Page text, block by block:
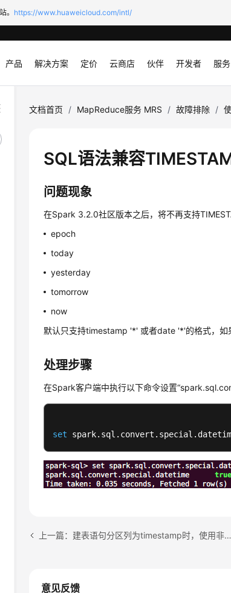
。 https://www.huaweicloud.com/intl/
产品 解决方案 定价 云商店 伙伴 开发者 服务
文档首页 / MapReduce服务 MRS / 故障排除 /
SQL语法兼容
问题现象
在Spark 3.2.0社区版本之后，将不再支持
epoch
today
yesterday
tomorrow
now
默认只支持timestamp '*' 或者date '*'的格式，如
处理步骤
在Spark客户端中执行以下命令设置
set
上一篇：建表语句分区列为timestamp时，使用非标准格式的时间指定分区查询表统计失败
意见反馈